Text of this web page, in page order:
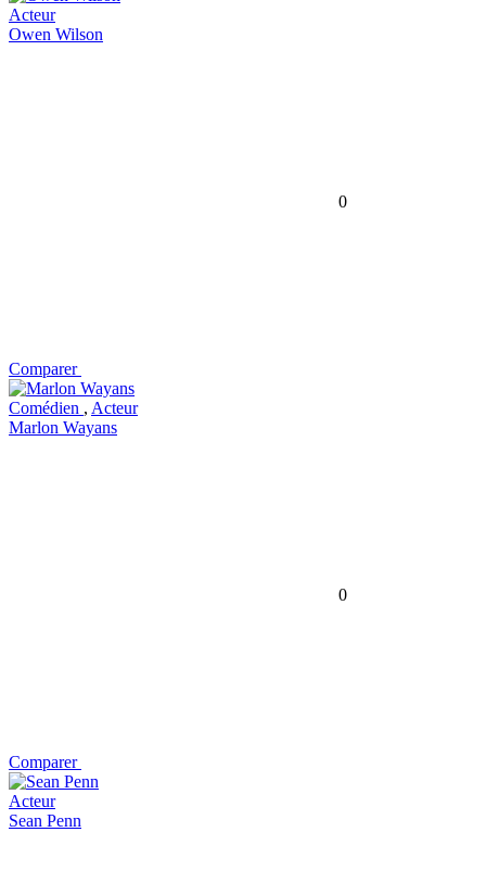
Acteur
Owen Wilson
0
Comparer
Comédien , Acteur
Marlon Wayans
0
Comparer
Acteur
Sean Penn